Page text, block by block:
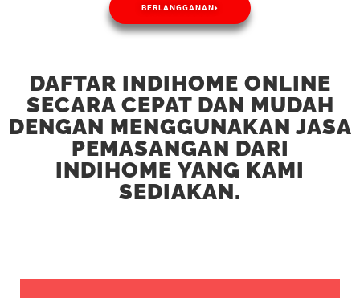
BERLANGGANAN
DAFTAR INDIHOME ONLINE
SECARA CEPAT DAN MUDAH
DENGAN MENGGUNAKAN JASA
PEMASANGAN DARI
INDIHOME YANG KAMI
SEDIAKAN.